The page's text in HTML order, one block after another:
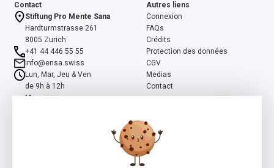
Contact
Stiftung Pro Mente Sana
Hardturmstrasse 261
8005 Zurich
+41 44 446 55 55
info@ensa.swiss
Lun, Mar, Jeu & Ven
de 9h à 12h
Mer
Autres liens
Connexion
FAQs
Crédits
Protection des données
CGV
Medias
Contact
ensa est un programme co-initié par la Fondation suisse Pro Mente